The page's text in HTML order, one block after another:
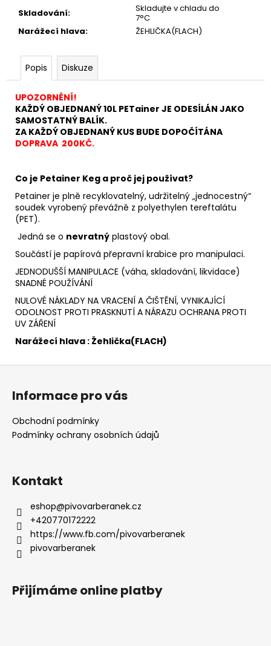
Skladování:
Skladujte v chladu do
7°C
Narážecí hlava: ŽEHLIČKA(FLACH)
Popis Diskuze
UPOZORNĚNÍ!
KAŽDÝ OBJEDNANÝ 10L PETainer JE ODESÍLÁN JAKO
SAMOSTATNÝ BALÍK.
ZA KAŽDÝ OBJEDNANÝ KUS BUDE DOPOČÍTÁNA
DOPRAVA 200KČ.
Co je Petainer Keg a proč jej používat?
Petainer je plně recyklovatelný, udržitelný „jednocestný“
soudek vyrobený převážně z polyethylen tereftalátu
(PET).
Jedná se o nevratný plastový obal.
Součástí je papírová přepravní krabice pro manipulaci.
JEDNODUŠŠÍ MANIPULACE (váha, skladování, likvidace)
SNADNÉ POUŽÍVÁNÍ
NULOVÉ NÁKLADY NA VRACENÍ A ČIŠTĚNÍ, VYNIKAJÍCÍ
ODOLNOST PROTI PRASKNUTÍ A NÁRAZU OCHRANA PROTI
UV ZÁŘENÍ
Narážecí hlava : Žehlička(FLACH)
Z
Informace pro vás
Obchodní podmínky
Podmínky ochrany osobních údajů
Kontakt
eshop@pivovarberanek.cz
+420770172222
https://www.fb.com/pivovarberanek
pivovarberanek
Přijímáme online platby